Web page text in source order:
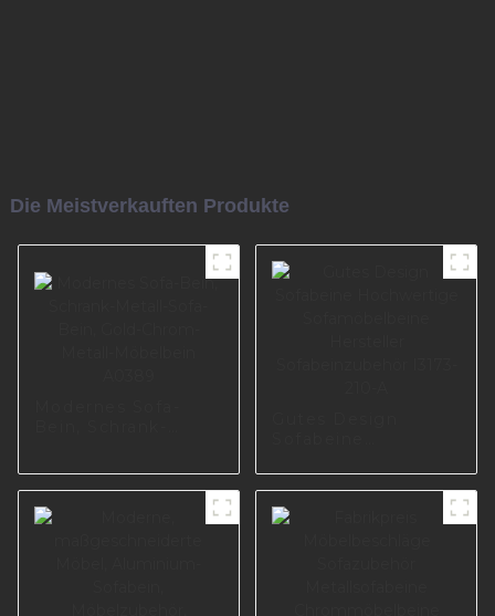
Die Meistverkauften Produkte
Möbelbein A0389
Sofamöbelbeine
Sofabeinzubehör